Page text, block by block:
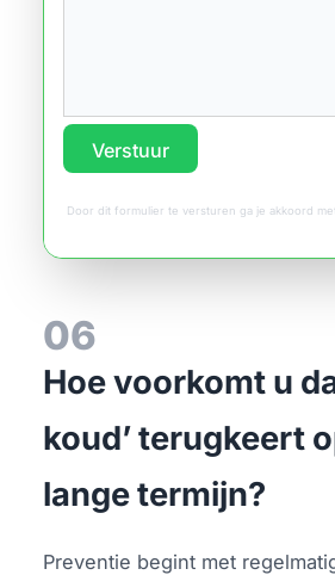
Verstuur
Door dit formulier te versturen ga je akkoord
06
Hoe voorkomt u
koud’ terugkeert
lange termijn?
Preventie begint met